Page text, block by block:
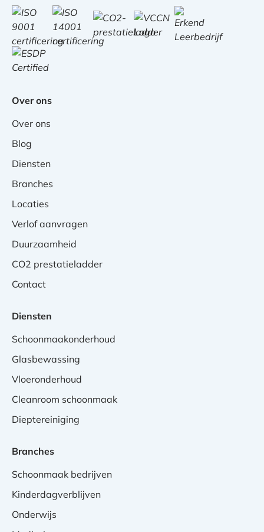
Over ons
Over ons
Blog
Diensten
Branches
Locaties
Verlof aanvragen
Duurzaamheid
CO2 prestatieladder
Contact
Diensten
Schoonmaakonderhoud
Glasbewassing
Vloeronderhoud
Cleanroom schoonmaak
Dieptereiniging
Branches
Schoonmaak bedrijven
Kinderdagverblijven
Onderwijs